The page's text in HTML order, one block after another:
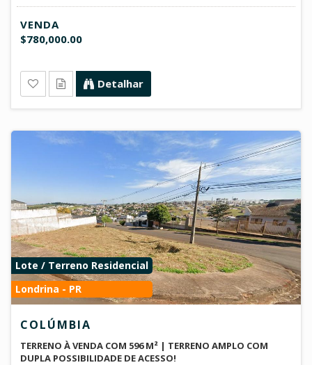
VENDA
$780,000.00
Detalhar
Lote / Terreno Residencial
Londrina - PR
COLÚMBIA
TERRENO À VENDA COM 596 M² | TERRENO AMPLO COM
DUPLA POSSIBILIDADE DE ACESSO!